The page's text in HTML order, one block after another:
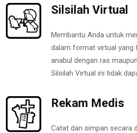
Silsilah Virtual
Membantu Anda untuk
dalam format virtual yang
anabul dengan ras
Silsilah Virtual ini tidak
Rekam Medis
Catat dan simpan secara